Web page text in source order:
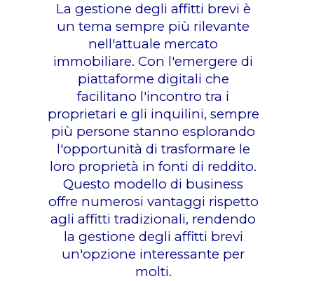
La gestione degli affitti brevi è
un tema sempre più rilevante
nell'attuale mercato
immobiliare. Con l'emergere di
piattaforme digitali che
facilitano l'incontro tra i
proprietari e gli inquilini, sempre
più persone stanno esplorando
l'opportunità di trasformare le
loro proprietà in fonti di reddito.
Questo modello di business
offre numerosi vantaggi rispetto
agli affitti tradizionali, rendendo
la gestione degli affitti brevi
un'opzione interessante per
molti.